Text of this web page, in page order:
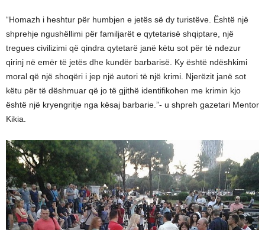
“Homazh i heshtur për humbjen e jetës së dy turistëve. Është një
shprehje ngushëllimi për familjarët e qytetarisë shqiptare, një
tregues civilizimi që qindra qytetarë janë këtu sot për të ndezur
qirinj në emër të jetës dhe kundër barbarisë. Ky është ndëshkimi
moral që një shoqëri i jep një autori të një krimi. Njerëzit janë sot
këtu për të dëshmuar që jo të gjithë identifikohen me krimin kjo
është një kryengritje nga kësaj barbarie.”- u shpreh gazetari Mentor
Kikia.